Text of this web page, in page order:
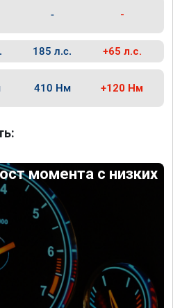
- -
185 л.с. +65 л.с.
410 Нм +120 Нм
момента с низких